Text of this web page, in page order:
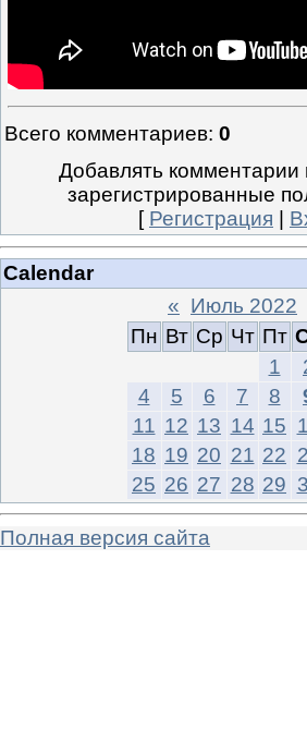
Всего комментариев: 0
Добавлять комментарии
зарегистрированные
[ Регистрация
Calendar
« Июль 2022
Пн Вт Ср Чт Пт
1
4
5 6 7 8
11 12 13 14 15
18 19 20 21 22
25 26 27 28 29
Полная версия сайта